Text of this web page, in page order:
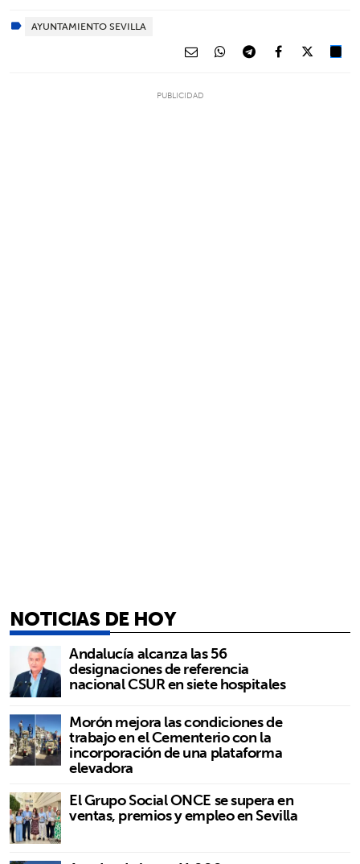
AYUNTAMIENTO SEVILLA
NOTICIAS DE HOY
Andalucía alcanza las 56
designaciones de referencia
nacional CSUR en siete hospitales
Morón mejora las condiciones de
trabajo en el Cementerio con la
incorporación de una plataforma
elevadora
El Grupo Social ONCE se supera en
ventas, premios y empleo en Sevilla